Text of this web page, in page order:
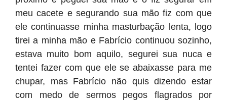
meu cacete e segurando sua mão fiz com que
ele continuasse minha masturbação lenta, logo
tirei a minha mão e Fabrício continuou sozinho,
estava muito bom aquilo, segurei sua nuca e
tentei fazer com que ele se abaixasse para me
chupar, mas Fabrício não quis dizendo estar
com medo de sermos pegos flagrados por